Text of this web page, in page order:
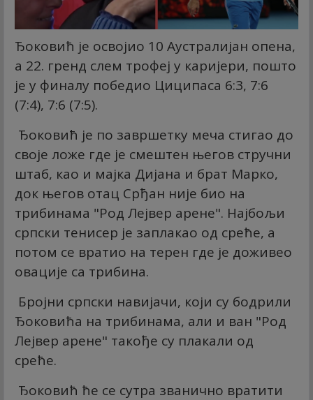
Ђоковић је освојио 10 Аустралијан опена,
а 22. гренд слем трофеј у каријери, пошто
је у финалу победио Циципаса 6:3, 7:6
(7:4), 7:6 (7:5).
Ђоковић је по завршетку меча стигао до
своје ложе где је смештен његов стручни
штаб, као и мајка Дијана и брат Марко,
док његов отац Срђан није био на
трибинама "Род Лејвер арене". Најбољи
српски тенисер је заплакао од среће, а
потом се вратио на терен где је доживео
овације са трибина.
Бројни српски навијачи, који су бодрили
Ђоковића на трибинама, али и ван "Род
Лејвер арене" такође су плакали од
среће.
Ђоковић ће се сутра званично вратити